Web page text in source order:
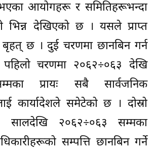
आयोगहरू र समितिहरूभन्दा
देखिएको छ । यसले प्राप्त
बृहत् छ । दुई चरणमा छानबिन गर्न
चरणमा २०६२÷०६३ देखि
प्रायः सबै सार्वजनिक
कार्यादेशले समेटेको छ । दोस्रो
सालदेखि २०६२÷०६३ सम्मका
सम्पत्ति छानबिन गर्ने